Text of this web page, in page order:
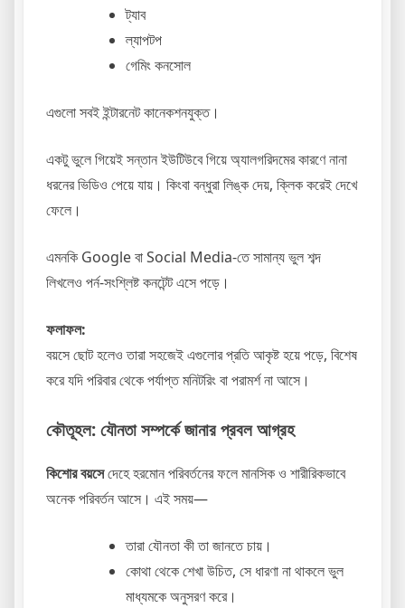
ট্যাব
ল্যাপটপ
গেমিং কনসোল
এগুলো সবই ইন্টারনেট কানেকশনযুক্ত।
একটু ভুলে গিয়েই সন্তান ইউটিউবে গিয়ে অ্যালগরিদমের কারণে নানা
ধরনের ভিডিও পেয়ে যায়। কিংবা বন্ধুরা লিঙ্ক দেয়, ক্লিক করেই দেখে
ফেলে।
এমনকি Google বা Social Media-তে সামান্য ভুল শব্দ
লিখলেও পর্ন-সংশ্লিষ্ট কনটেন্ট এসে পড়ে।
ফলাফল:
বয়সে ছোট হলেও তারা সহজেই এগুলোর প্রতি আকৃষ্ট হয়ে পড়ে, বিশেষ
করে যদি পরিবার থেকে পর্যাপ্ত মনিটরিং বা পরামর্শ না আসে।
কৌতূহল: যৌনতা সম্পর্কে জানার প্রবল আগ্রহ
কিশোর বয়সেদেহে হরমোন পরিবর্তনের ফলে মানসিক ও শারীরিকভাবে
অনেক পরিবর্তন আসে। এই সময়—
তারা যৌনতা কী তা জানতে চায়।
কোথা থেকে শেখা উচিত, সে ধারণা না থাকলে ভুল
মাধ্যমকে অনুসরণ করে।